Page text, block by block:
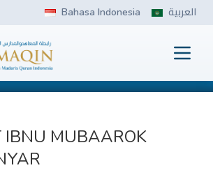
Bahasa Indonesia العربية
IBNU MUBAAROK